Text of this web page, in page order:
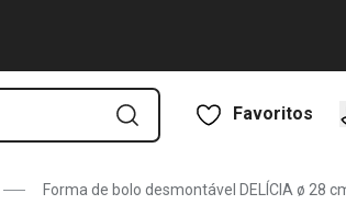
Favoritos
Forma de bolo desmontável DELÍCIA ø 28